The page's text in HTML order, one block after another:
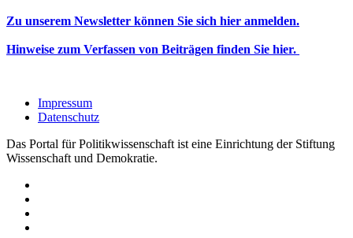
Zu unserem Newsletter können Sie sich hier anmelden.
Hinweise zum Verfassen von Beiträgen finden Sie hier.
Impressum
Datenschutz
Das Portal für Politikwissenschaft ist eine Einrichtung der Stiftung
Wissenschaft und Demokratie.